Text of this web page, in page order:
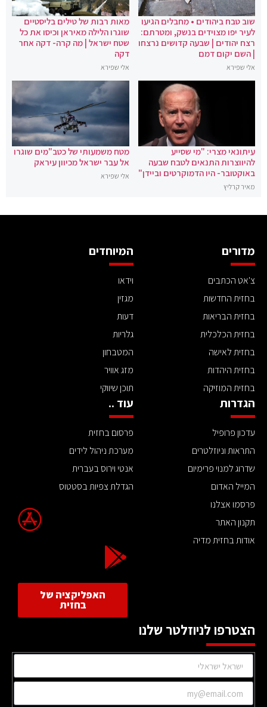
שוב טבח ביהודים • מחבלים הגיעו
לעיר יפו מצוידים בנשק, ומטרתם:
רצח יהודים | שבעה קדושים נרצחו
| השם יקום דמם
אלי שפירא
מאות רבות של טילים בליסטיים
שוגרו הלילה מאיראן וכיסו את כל
שטח ישראל | מה קרה- דקה אחר
דקה
אלי שפירא
עיתונאי מצרי: "מי שסייע
להיווצרות התנאים לטבח שבעה
באוקטובר- היו הדמוקרטים וביידן"
מאיר קרליץ
מטח משמעותי של כטב"מים שוגרו
אל עבר ישראל מכיוון עיראק
אלי שפירא
מדורים
צ'אט הכתבים
בחזית החדשות
בחזית הבריאות
בחזית הכלכלית
בחזית לאישה
בחזית היהדות
בחזית המוזיקה
המיוחדים
וידאו
מגזין
דעות
גלריות
המטבחון
מזג אוויר
תוכן שיווקי
הגדרות
עדכון פרופיל
התראות וניוזלטרים
שדרוג למנוי פרימיום
המייל האדום
פרסמו אצלנו
תקנון האתר
אודות בחזית מדיה
עוד ..
פרסום בחזית
מערכת ניהול לידים
אנטי וירוס בעברית
הגדלת צפיות בסטטוס
האפליקציה של
בחזית
הצטרפו לניוזלטר שלנו